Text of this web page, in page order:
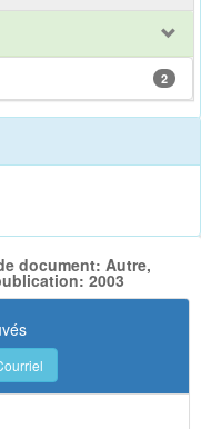
2
document: Autre,
2003